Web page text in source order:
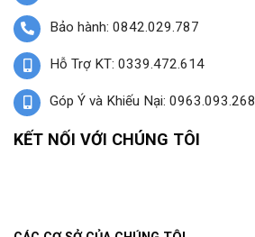
Bảo hành: 0842.029.787
Hỗ Trợ KT: 0339.472.614
Góp Ý và Khiếu Nại: 0963.093.268
KẾT NỐI VỚI CHÚNG TÔI